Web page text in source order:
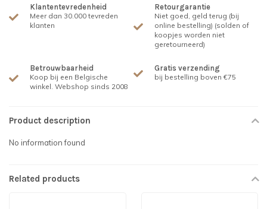
Klantentevredenheid
Meer dan 30.000 tevreden
klanten
Retourgarantie
Niet goed, geld terug (bij
online bestelling) (solden of
koopjes worden niet
geretourneerd)
Betrouwbaarheid
Koop bij een Belgische
winkel. Webshop sinds 2008
Gratis verzending
bij bestelling boven €75
Product description
No information found
Related products